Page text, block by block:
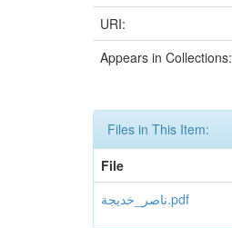
URI:
Appears in Collections:
Files in This Item:
File
ناصر_خديجة.pdf